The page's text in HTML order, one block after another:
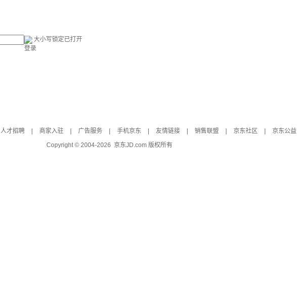
大小写锁定已打开
登录
人才招聘 商家入驻 广告服务 手机京东 友情链接 销售联盟 京东社区
京东公益
Copyright © 2004-2026 京东JD.com 版权所有